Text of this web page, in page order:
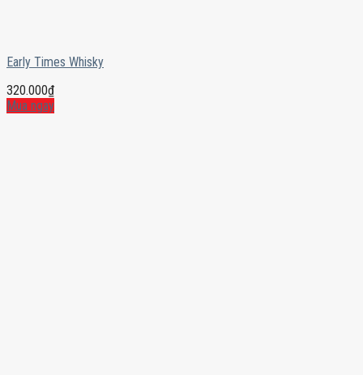
Early Times Whisky
320.000₫
Mua ngay